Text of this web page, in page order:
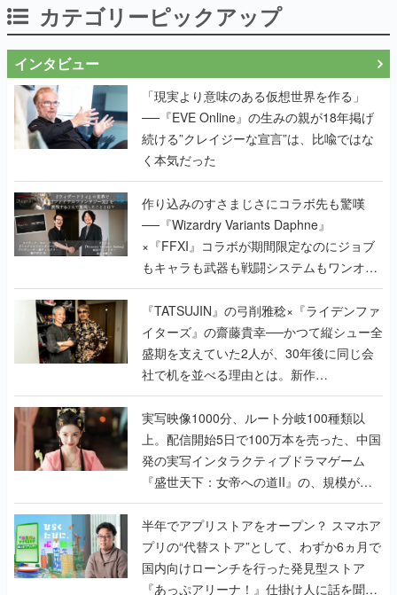
カテゴリーピックアップ
インタビュー
「現実より意味のある仮想世界を作る」
──『EVE Online』の生みの親が18年掲げ
続ける”クレイジーな宣言”は、比喩ではな
く本気だった
作り込みのすさまじさにコラボ先も驚嘆
──『Wizardry Variants Daphne』
×『FFXI』コラボが期間限定なのにジョブ
もキャラも武器も戦闘システムもワンオフ
で作り込まれた理由を両ディレクターに聞
く
『TATSUJIN』の弓削雅稔×『ライデンファ
イターズ』の齋藤貴幸──かつて縦シュー全
盛期を支えていた2人が、30年後に同じ会
社で机を並べる理由とは。新作
『TATSUJIN EXTREME』で初タッグを組
んだレジェンド2人に訊く開発秘話
実写映像1000分、ルート分岐100種類以
上。配信開始5日で100万本を売った、中国
発の実写インタラクティブドラマゲーム
『盛世天下：女帝への道II』の、規模が違
うこだわりをプロデューサーに聞いた
半年でアプリストアをオープン？ スマホア
プリの“代替ストア”として、わずか6ヵ月で
国内向けローンチを行った発見型ストア
『あっぷアリーナ！』仕掛け人に話を聞い